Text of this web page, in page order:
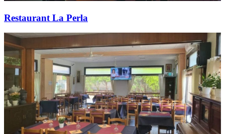
Restaurant La Perla